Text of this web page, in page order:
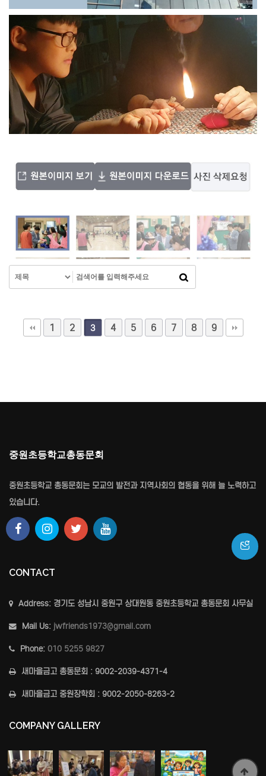
1 2 3 4 5 6 7 8 9
중원초등학교총동문회
중원초등학교 총동문회는 모교의 발전과 지역사회의 협동을 위해 늘 노력하고
있습니다.
CONTACT
Address: 경기도 성남시 중원구 상대원동 중원초등학교 총동문회 사무실
Mail Us: jwfriends1973@gmail.com
Phone: 010 5255 9827
새마을금고 총동문회 : 9002-2039-4371-4
새마을금고 중원장학회 : 9002-2050-8263-2
COMPANY GALLERY